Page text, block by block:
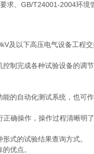
求、GB/T24001-2004环境
及以下高压电气设备工程
制完成各种试验设备的调节
的自动化测试系统，也可
确操作，操作过程清晰明
式的试验结果查询方式。
优点。